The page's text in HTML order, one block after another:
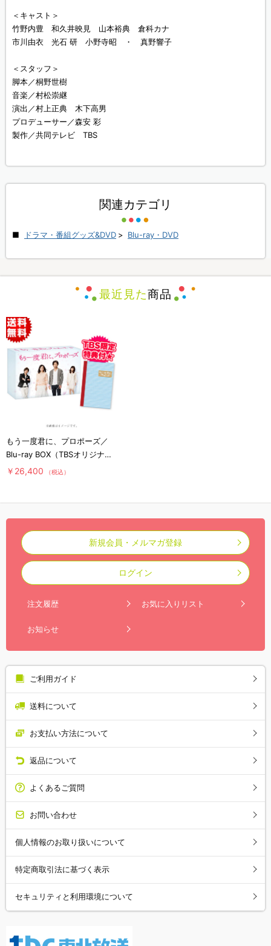
＜キャスト＞
竹野内豊 和久井映見 山本裕典 倉科カナ
市川由衣 光石 研 小野寺昭 ・ 真野響子
＜スタッフ＞
脚本／桐野世樹
音楽／村松崇継
演出／村上正典 木下高男
プロデューサー／森安 彩
製作／共同テレビ TBS
関連カテゴリ
ドラマ・番組グッズ&DVD > Blu-ray・DVD
最近見た商品
もう一度君に、プロポーズ／
Blu-ray BOX（TBSオリジナル
特典＆初回生産特典付き・送料
￥26,400 （税込）
新規会員・メルマガ登録
ログイン
注文履歴 お気に入りリスト
お知らせ
ご利用ガイド
送料について
お支払い方法について
返品について
よくあるご質問
お問い合わせ
個人情報のお取り扱いについて
特定商取引法に基づく表示
セキュリティと利用環境について